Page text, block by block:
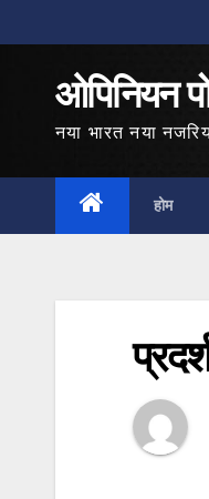
to
ओपिनियन
नया भारत नया
होम